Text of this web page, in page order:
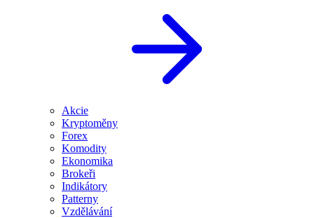
Akcie
Kryptoměny
Forex
Komodity
Ekonomika
Brokeři
Indikátory
Patterny
Vzdělávání